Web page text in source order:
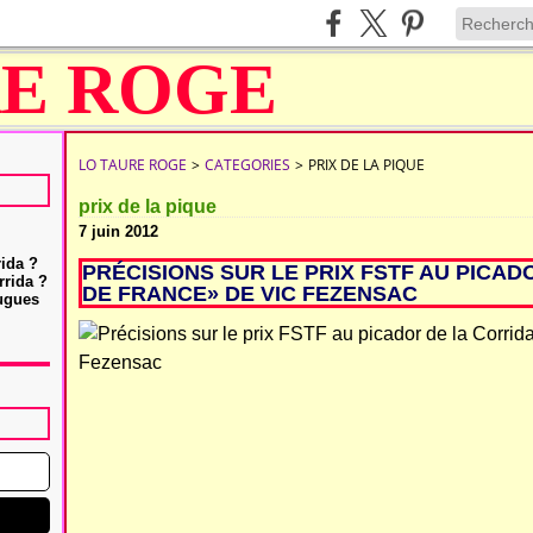
?
?
LO TAURE ROGE > CATEGORIES > PRIX DE LA PIQUE
prix de la pique
7 juin 2012
PRÉCISIONS SUR LE PRIX FSTF AU
DE FRANCE» DE VIC FEZENSAC